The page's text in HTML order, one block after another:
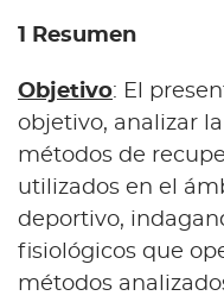
1 Resumen
Objetivo: El
objetivo, analizar
métodos de
utilizados en el
deportivo,
fisiológicos que
métodos